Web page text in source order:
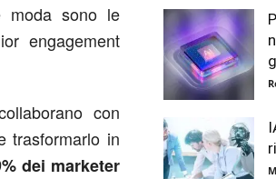
moda sono le
engagement
con
trasformarlo in
dei marketer